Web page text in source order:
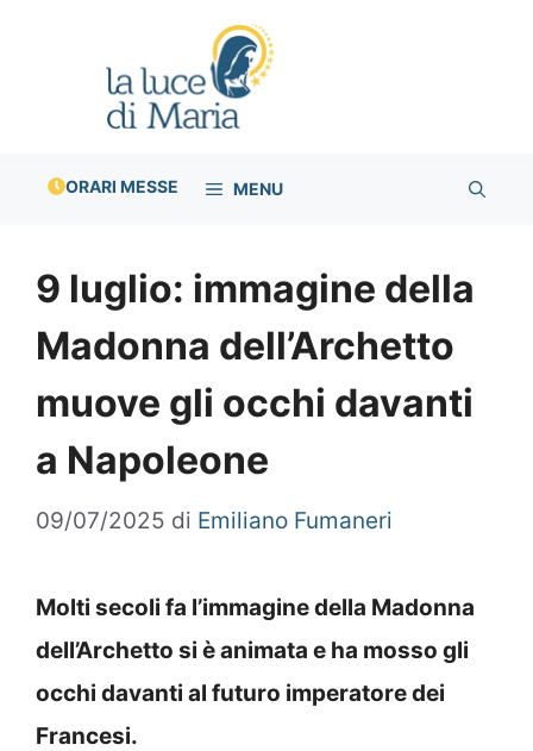
ORARI MESSE MENU
9 luglio: immagine della
Madonna dell’Archetto
muove gli occhi davanti
a Napoleone
09/07/2025 di Emiliano Fumaneri
Molti secoli fa l’immagine della Madonna
dell’Archetto si è animata e ha mosso gli
occhi davanti al futuro imperatore dei
Francesi.